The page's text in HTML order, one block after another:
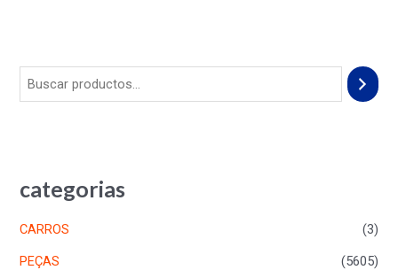
categorias
CARROS
(3)
PEÇAS
(5605)